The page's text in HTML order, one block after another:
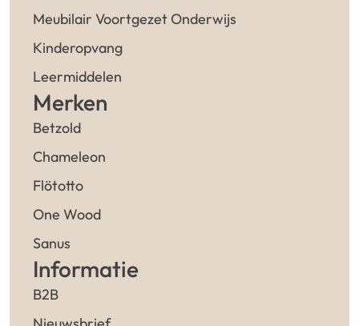
Meubilair Voortgezet Onderwijs
Kinderopvang
Leermiddelen
Merken
Betzold
Chameleon
Flötotto
One Wood
Sanus
Informatie
B2B